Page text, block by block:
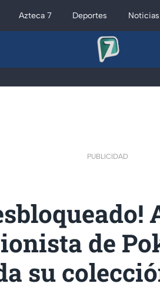
Azteca 7 Deportes Noticias
PUBLICIDAD
de
su